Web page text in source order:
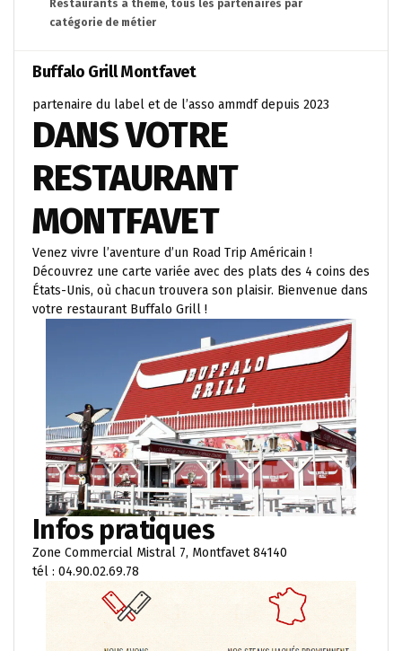
Restaurants à thème, tous les partenaires par
catégorie de métier
Buffalo Grill Montfavet
partenaire du label et de l’asso ammdf depuis 2023
DANS VOTRE
RESTAURANT
MONTFAVET
Venez vivre l’aventure d’un Road Trip Américain !
Découvrez une carte variée avec des plats des 4 coins des
États-Unis, où chacun trouvera son plaisir. Bienvenue dans
votre restaurant Buffalo Grill !
Infos pratiques
Zone Commercial Mistral 7, Montfavet 84140
tél : 04.90.02.69.78